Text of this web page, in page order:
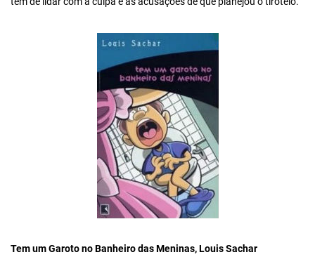
Tem um Garoto no Banheiro das Meninas, Louis Sachar